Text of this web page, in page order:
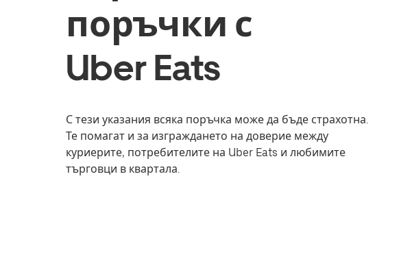
поръчки с
Uber Eats
С тези указания всяка поръчка може да бъде страхотна.
Те помагат и за изграждането на доверие между
куриерите, потребителите на Uber Eats и любимите
търговци в квартала.